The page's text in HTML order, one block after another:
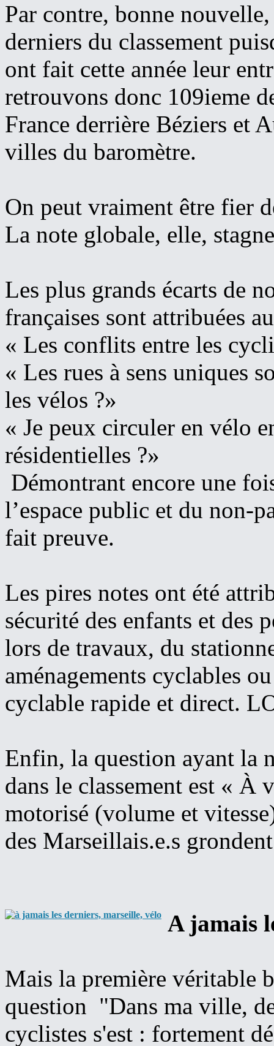
Par contre, bonne
derniers du classement
ont fait cette année leur
retrouvons donc 109ieme
France derrière Béziers et
villes du baromètre.
On peut vraiment être fier
La note globale, elle,
Les plus grands écarts de
françaises sont attribuées
« Les conflits entre les
« Les rues à sens uniques
les vélos ?»
« Je peux circuler en vélo
résidentielles ?»
Démontrant encore une
l’espace public et du non-
fait preuve.
Les pires notes ont été
sécurité des enfants et des
lors de travaux, du
aménagements cyclables
cyclable rapide et direct.
Enfin, la question ayant la
dans le classement est «
motorisé (volume et
des Marseillais.e.s
A jamais
Mais la première véritable
question "Dans ma ville,
cyclistes s'est : fortement